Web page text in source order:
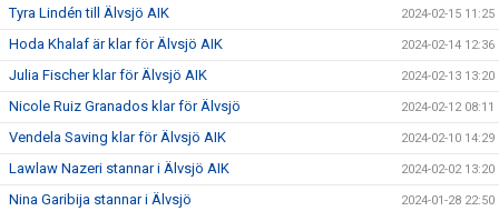
Tyra Lindén till Älvsjö AIK 2024-02-15 11:25
Hoda Khalaf är klar för Älvsjö AIK 2024-02-14 12:36
Julia Fischer klar för Älvsjö AIK 2024-02-13 13:20
Nicole Ruiz Granados klar för Älvsjö 2024-02-12 08:11
Vendela Saving klar för Älvsjö AIK 2024-02-10 14:29
Lawlaw Nazeri stannar i Älvsjö AIK 2024-02-02 13:20
Nina Garibija stannar i Älvsjö 2024-01-28 22:50